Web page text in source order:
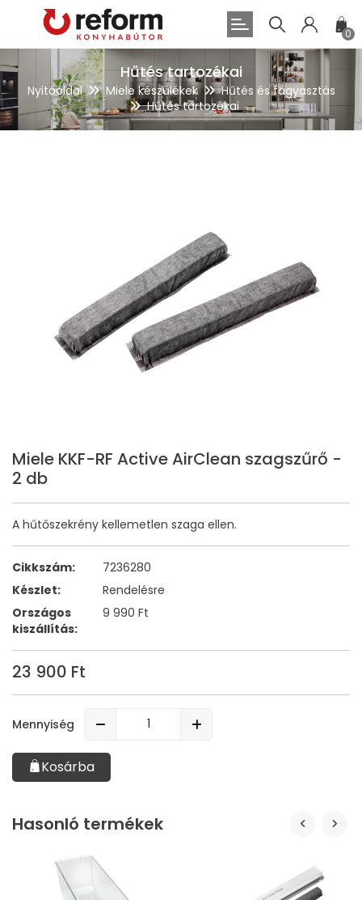
0
Hűtés tartozékai
Nyitóoldal Miele készülékek
Hűtés és fagyasztás
Hűtés tartozékai
Miele KKF-RF Active AirClean szagszűrő -
2 db
A hűtőszekrény kellemetlen szaga ellen.
Cikkszám:
7236280
Készlet:
Rendelésre
Országos
kiszállítás:
9 990 Ft
23 900 Ft
Mennyiség
Kosárba
Hasonló termékek